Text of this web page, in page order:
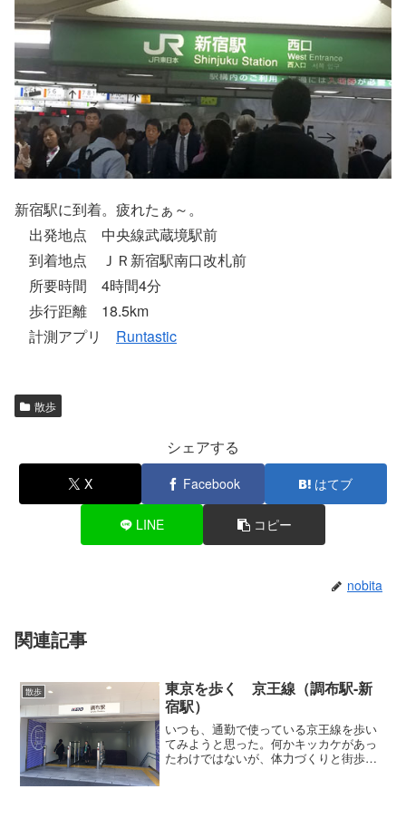
新宿駅に到着。疲れたぁ～。
出発地点 中央線武蔵境駅前
到着地点 ＪＲ新宿駅南口改札前
所要時間 4時間4分
歩行距離 18.5km
計測アプリ Runtastic
散歩
シェアする
X Facebook はてブ
LINE コピー
nobita
関連記事
散歩
東京を歩く 京王線（調布駅-新
宿駅）
いつも、通勤で使っている京王線を歩い
てみようと思った。何かキッカケがあっ
たわけではないが、体力づくりと街歩き